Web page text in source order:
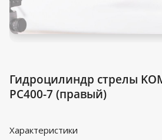
Гидроцилиндр стрелы
PC400-7 (правый)
Характеристики